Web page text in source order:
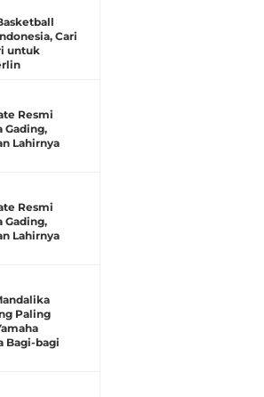
Cari
untuk
Resmi
Gading,
Lahirnya
Resmi
Gading,
Lahirnya
Paling
Bagi-bagi